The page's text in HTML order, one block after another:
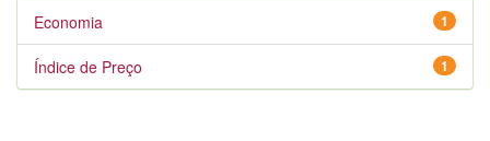
1
Economia
1
Índice de Preço